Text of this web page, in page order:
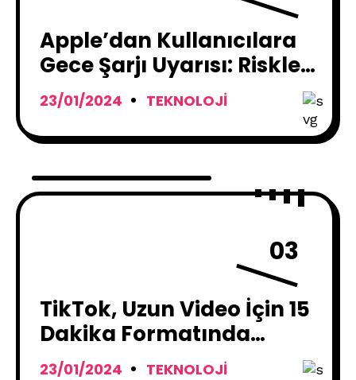
Apple’dan Kullanıcılara
Gece Şarjı Uyarısı: Riskler
ve Güvenli Kullanım
İpuçları
23/01/2024 TEKNOLOJI
03
TikTok, Uzun Video İçin 15
Dakika Formatında
Deneme Yapıyor
23/01/2024 TEKNOLOJI